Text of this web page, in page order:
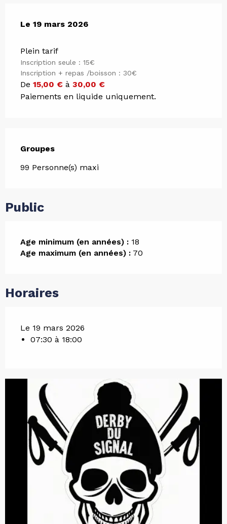
Le 19 mars 2026
Le 19 mars 2026
Plein tarif
Inscription seule : 15€
Inscription + repas /boisson : 30€
De 15,00 € à 30,00 €
Paiements en liquide uniquement.
Groupes
Groupes
99 Personne(s) maxi
Public
Age minimum (en années) : 18
Age maximum (en années) : 70
Horaires
Le 19 mars 2026
07:30 à 18:00